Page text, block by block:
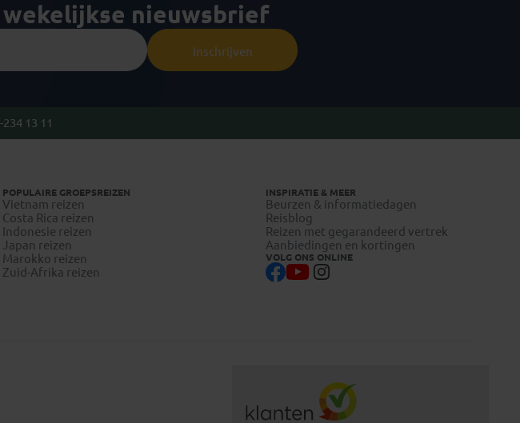
wekelijkse nieuwsbrief
Inschrijven
13 11
POPULAIRE GROEPSREIZEN
Vietnam reizen
Costa Rica reizen
Indonesie reizen
Japan reizen
Marokko reizen
Zuid-Afrika reizen
INSPIRATIE & MEER
Beurzen & informatiedagen
Reisblog
Reizen met gegarandeerd vertrek
Aanbiedingen en kortingen
VOLG ONS ONLINE